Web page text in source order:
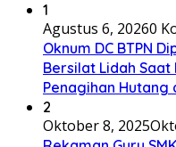
1
Agustus 6, 20260
Oknum DC BTPN
Bersilat Lidah Saat
Penagihan Hutang
2
Oktober 8, 2025